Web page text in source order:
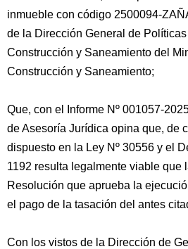
inmueble con código 2500094-
de la Dirección General de
Construcción y Saneamiento del
Construcción y Saneamiento;
Que, con el Informe Nº 001057-
de Asesoría Jurídica opina que, de
dispuesto en la Ley Nº 30556 y el
1192 resulta legalmente viable que
Resolución que aprueba la
el pago de la tasación del antes
Con los vistos de la Dirección de